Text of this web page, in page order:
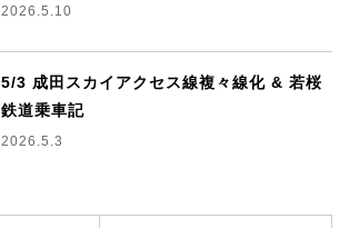
2026.5.10
5/3 成田スカイアクセス線複々線化 & 若桜
鉄道乗車記
2026.5.3